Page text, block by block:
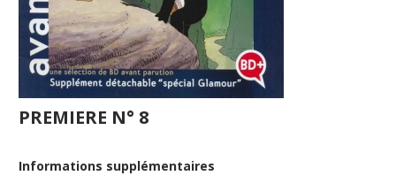
PREMIERE N° 8
Informations supplémentaires